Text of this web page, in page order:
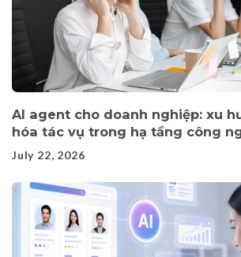
AI agent cho doanh nghiệp: xu
hóa tác vụ trong hạ tầng công
July 22, 2026